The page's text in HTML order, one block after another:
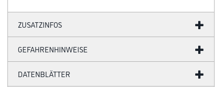
ZUSATZINFOS
GEFAHRENHINWEISE
DATENBLÄTTER